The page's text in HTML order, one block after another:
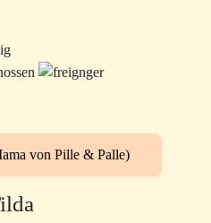
von Pille & Palle)